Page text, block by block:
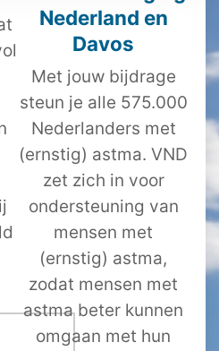
Nederland en
Davos
Met jouw bijdrage
steun je alle 575.000
Nederlanders met
(ernstig) astma. VND
zet zich in voor
ondersteuning van
mensen met
(ernstig) astma,
zodat mensen met
astma beter kunnen
omgaan met hun